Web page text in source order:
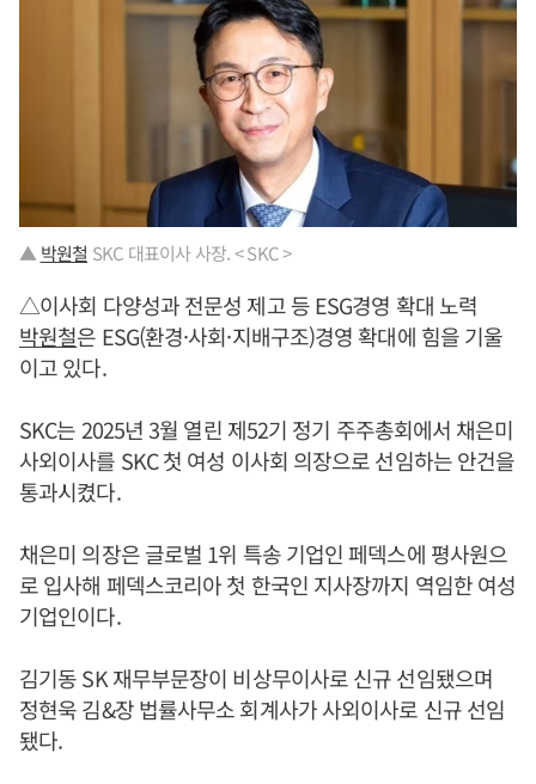
▲ 박원철 SKC 대표이사 사장. < SKC >
△이사회 다양성과 전문성 제고 등 ESG경영 확대 노력
박원철은 ESG(환경·사회·지배구조)경영 확대에 힘을 기울
이고 있다.
SKC는 2025년 3월 열린 제52기 정기 주주총회에서 채은미
사외이사를 SKC 첫 여성 이사회 의장으로 선임하는 안건을
통과시켰다.
채은미 의장은 글로벌 1위 특송 기업인 페덱스에 평사원으
로 입사해 페덱스코리아 첫 한국인 지사장까지 역임한 여성
기업인이다.
김기동 SK 재무부문장이 비상무이사로 신규 선임됐으며
정현욱 김&장 법률사무소 회계사가 사외이사로 신규 선임
됐다.